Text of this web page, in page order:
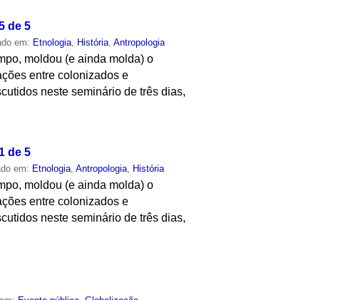
de 5
em: Etnologia, História,Antropologia
moldou (e ainda molda) o
entre colonizados e
neste seminário de três dias,
de 5
em: Etnologia ,Antropologia História
moldou (e ainda molda) o
entre colonizados e
neste seminário de três dias,